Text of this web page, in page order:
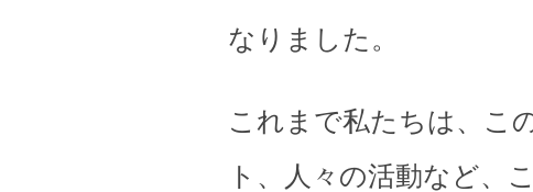
なりました。
これまで私たちは、こ
ト、人々の活動など、